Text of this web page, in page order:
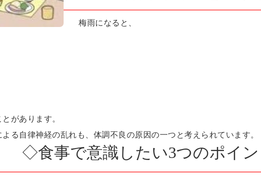
梅雨になると、
があります。
る自律神経の乱れも、体調不良の原因の一つと考えられています。
◇食事で意識したい3つのポイ